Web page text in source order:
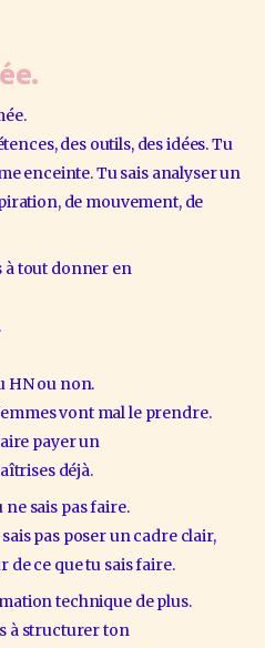
des outils, des idées. Tu
enceinte. Tu sais analyser un
de mouvement, de
tout donner en
HN ou non.
vont mal le prendre.
payer un
déjà.
ne sais pas faire.
pas poser un cadre clair,
de ce que tu sais faire.
technique de plus.
à structurer ton